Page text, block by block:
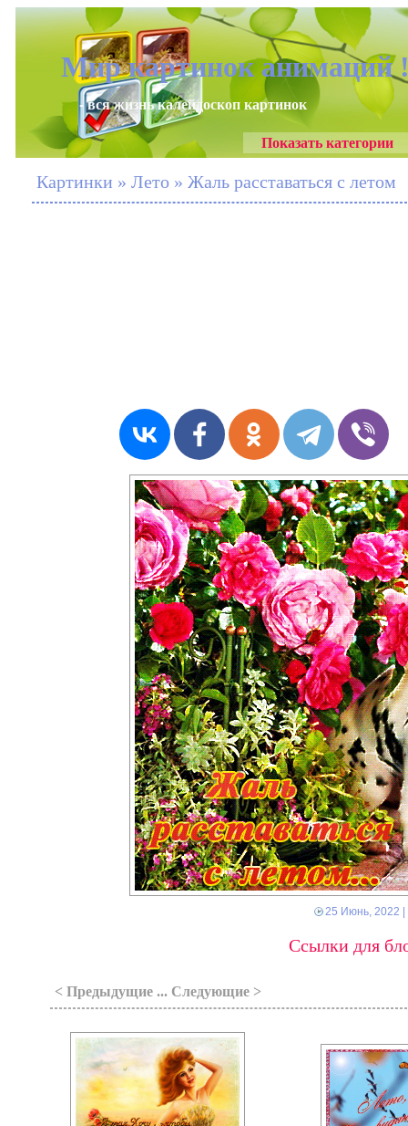
Мир картинок анимаций
- вся жизнь калейдоскоп картинок
Показать категории
Картинки » Лето » Жаль расставаться с летом
25 Июнь, 2022
Ссылки для
< Предыдущие ... Следующие >